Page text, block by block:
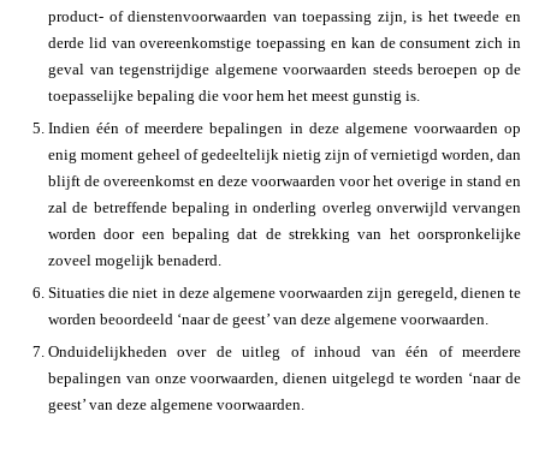
product- of dienstenvoorwaarden van toepassing zijn, is het tweede en
derde lid van overeenkomstige toepassing en kan de consument zich in
geval van tegenstrijdige algemene voorwaarden steeds beroepen op de
toepasselijke bepaling die voor hem het meest gunstig is.
Indien één of meerdere bepalingen in deze algemene voorwaarden op
enig moment geheel of gedeeltelijk nietig zijn of vernietigd worden, dan
blijft de overeenkomst en deze voorwaarden voor het overige in stand en
zal de betreffende bepaling in onderling overleg onverwijld vervangen
worden door een bepaling dat de strekking van het oorspronkelijke
zoveel mogelijk benaderd.
Situaties die niet in deze algemene voorwaarden zijn geregeld, dienen te
worden beoordeeld ‘naar de geest’ van deze algemene voorwaarden.
Onduidelijkheden over de uitleg of inhoud van één of meerdere
bepalingen van onze voorwaarden, dienen uitgelegd te worden ‘naar de
geest’ van deze algemene voorwaarden.